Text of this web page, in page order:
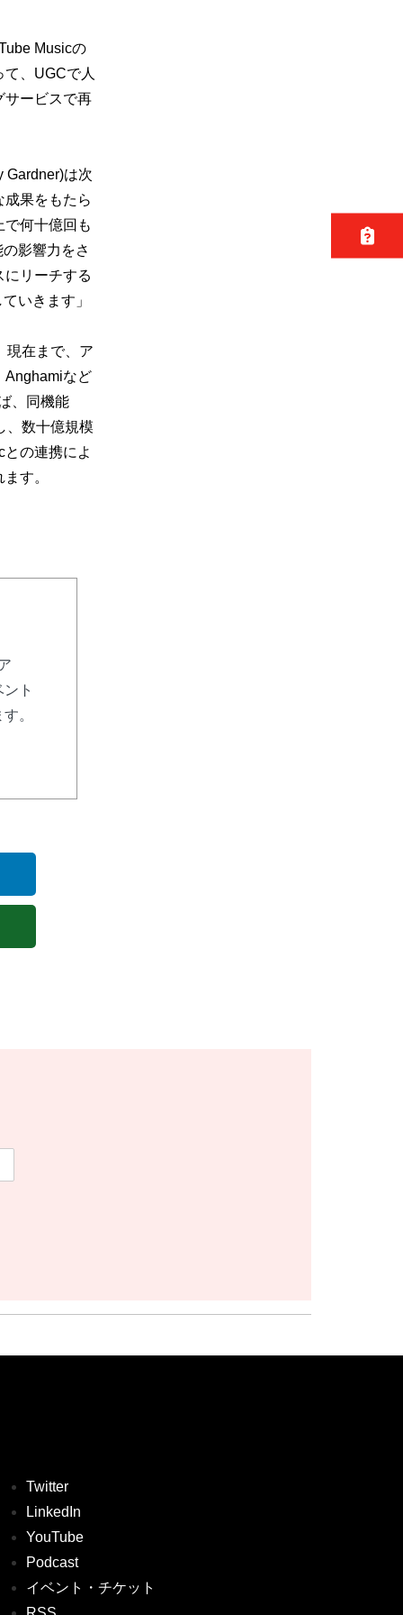
Musicの
て、UGCで人
サービスで再
Gardner)は次
果をもたら
何十億回も
影響力をさ
リーチする
いきます」
現在まで、ア
Anghamiなど
、同機能
、数十億規模
の連携によ
す。
ト
。
Twitter
LinkedIn
YouTube
Podcast
イベント・チケット